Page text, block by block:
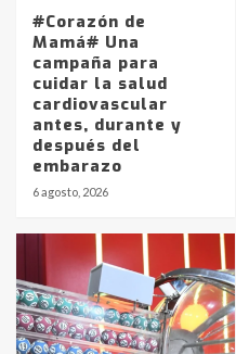
#Corazón de
Mamá# Una
campaña para
cuidar la salud
cardiovascular
antes, durante y
después del
embarazo
6 agosto, 2026